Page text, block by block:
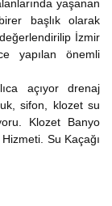
yaşanan
başlık olarak
İzmir
yapılan önemli
açıyor drenaj
sifon, klozet su
Klozet Banyo
Su Kaçağı